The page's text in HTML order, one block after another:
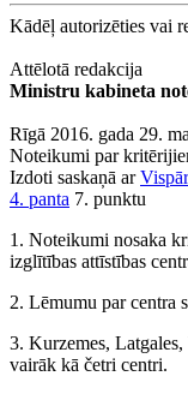
Kādēļ autorizēties vai
Attēlotā redakcija
Ministru kabineta
Rīgā 2016. gada 29.
Noteikumi par
Izdoti saskaņā ar
4. panta 7. punktu
1. Noteikumi nosaka
izglītības attīstības
2. Lēmumu par centra
3. Kurzemes,
vairāk kā četri centri.